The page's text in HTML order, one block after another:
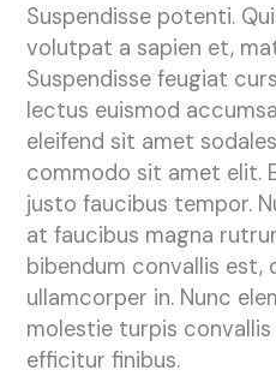
Suspendisse potenti.
volutpat a sapien et,
Suspendisse feugiat
lectus euismod
eleifend sit amet
commodo sit amet elit.
justo faucibus tempor.
at faucibus magna
bibendum convallis est,
ullamcorper in. Nunc
molestie turpis
efficitur finibus.